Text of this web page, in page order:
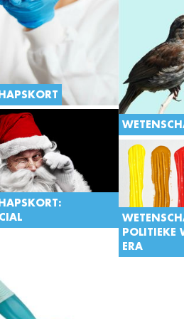
Geen land
rond twee
En maar
plezant!
wist over de
doorvertellen
nonkels.
strooizout
deze winter? Ontdek de
de kerstman en kom te
rendieren uitgebuit
POLITIEKE
ERA